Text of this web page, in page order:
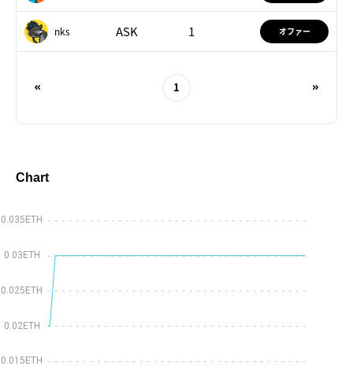
されている作品。繊細で美しい筆のタッチと色鮮やかであ
りながら品のある色彩は時代を超えて色褪せない艶やかな
新鮮さを放つ。 1970年代に学生たちに人気を博したショ
ウワノートの表紙イラストシリーズのひとつ。
1959(昭和34)年、金竜社の貸本向け単行本「虹」に、『紫
以後「少女コミック」(小学館)「少女 フレンド」(講談社)
「週刊マーガレット」(集英社)などの少女誌で作品を矢継
ぎはやに発表するほか、
れ、少女たちの心をつかむ。
nks ASK 1 オファー
1
Chart
0.015ETH
0.02ETH
0.025ETH
0.03ETH
0.035ETH